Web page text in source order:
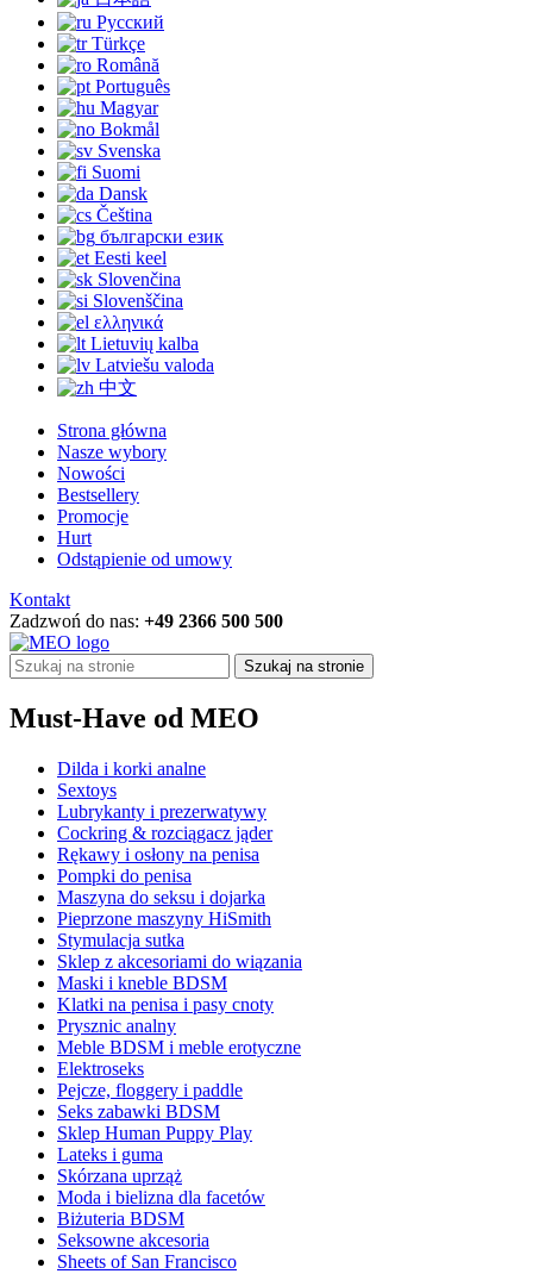
Русский
Türkçe
Română
Português
Magyar
Bokmål
Svenska
Suomi
Dansk
Čeština
български език
Eesti keel
Slovenčina
Slovenščina
ελληνικά
Lietuvių kalba
Latviešu valoda
中文
Strona główna
Nasze wybory
Nowości
Bestsellery
Promocje
Hurt
Odstąpienie od umowy
Kontakt
Zadzwoń do nas: +49 2366 500 500
Szukaj na stronie
Must-Have od MEO
Dilda i korki analne
Sextoys
Lubrykanty i prezerwatywy
Cockring & rozciągacz jąder
Rękawy i osłony na penisa
Pompki do penisa
Maszyna do seksu i dojarka
Pieprzone maszyny HiSmith
Stymulacja sutka
Sklep z akcesoriami do wiązania
Maski i kneble BDSM
Klatki na penisa i pasy cnoty
Prysznic analny
Meble BDSM i meble erotyczne
Elektroseks
Pejcze, floggery i paddle
Seks zabawki BDSM
Sklep Human Puppy Play
Lateks i guma
Skórzana uprząż
Moda i bielizna dla facetów
Biżuteria BDSM
Seksowne akcesoria
Sheets of San Francisco